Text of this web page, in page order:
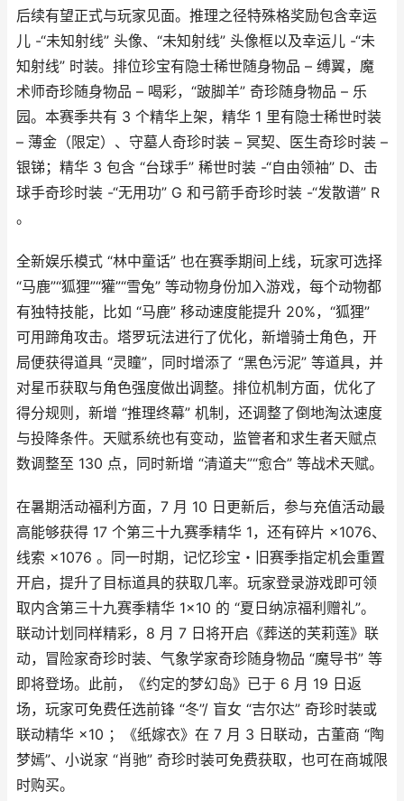
后续有望正式与玩家见面。推理之径特殊格奖励包含幸运
儿 -“未知射线” 头像、“未知射线” 头像框以及幸运儿 -“未
知射线” 时装。排位珍宝有隐士稀世随身物品 – 缚翼，魔
术师奇珍随身物品 – 喝彩，“跛脚羊” 奇珍随身物品 – 乐
园。本赛季共有 3 个精华上架，精华 1 里有隐士稀世时装
– 薄金（限定）、守墓人奇珍时装 – 冥契、医生奇珍时装 –
银锑；精华 3 包含 “台球手” 稀世时装 -“自由领袖” D、击
球手奇珍时装 -“无用功” G 和弓箭手奇珍时装 -“发散谱” R
。​
全新娱乐模式 “林中童话” 也在赛季期间上线，玩家可选择
“马鹿”“狐狸”“獾”“雪兔” 等动物身份加入游戏，每个动物都
有独特技能，比如 “马鹿” 移动速度能提升 20%，“狐狸”
可用蹄角攻击。塔罗玩法进行了优化，新增骑士角色，开
局便获得道具 “灵瞳”，同时增添了 “黑色污泥” 等道具，并
对星币获取与角色强度做出调整。排位机制方面，优化了
得分规则，新增 “推理终幕” 机制，还调整了倒地淘汰速度
与投降条件。天赋系统也有变动，监管者和求生者天赋点
数调整至 130 点，同时新增 “清道夫”“愈合” 等战术天赋。​
在暑期活动福利方面，7 月 10 日更新后，参与充值活动最
高能够获得 17 个第三十九赛季精华 1，还有碎片 ×1076、
线索 ×1076 。同一时期，记忆珍宝・旧赛季指定机会重置
开启，提升了目标道具的获取几率。玩家登录游戏即可领
取内含第三十九赛季精华 1×10 的 “夏日纳凉福利赠礼”。
联动计划同样精彩，8 月 7 日将开启《葬送的芙莉莲》联
动，冒险家奇珍时装、气象学家奇珍随身物品 “魔导书” 等
即将登场。此前，《约定的梦幻岛》已于 6 月 19 日返
场，玩家可免费任选前锋 “冬”/ 盲女 “吉尔达” 奇珍时装或
联动精华 ×10 ；《纸嫁衣》在 7 月 3 日联动，古董商 “陶
梦嫣”、小说家 “肖驰” 奇珍时装可免费获取，也可在商城限
时购买。